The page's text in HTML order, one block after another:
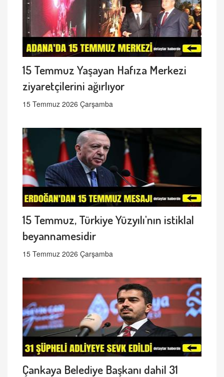
15 Temmuz Yaşayan Hafıza Merkezi
ziyaretçilerini ağırlıyor
15 Temmuz 2026 Çarşamba
15 Temmuz, Türkiye Yüzyılı'nın istiklal
beyannamesidir
15 Temmuz 2026 Çarşamba
Çankaya Belediye Başkanı dahil 31